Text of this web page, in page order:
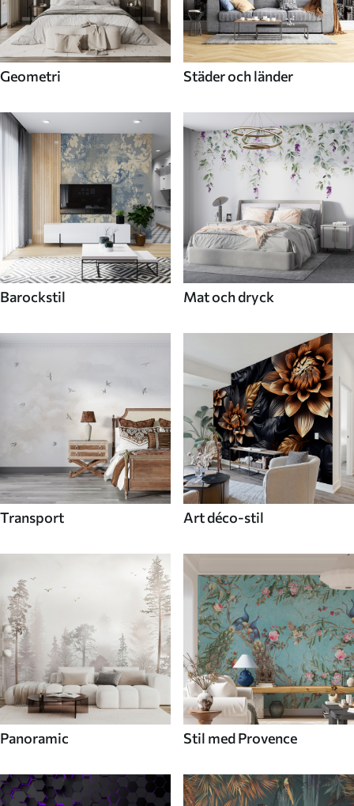
Geometri Städer och länder
Barockstil Mat och dryck
Transport Art déco-stil
Panoramic Stil med Provence